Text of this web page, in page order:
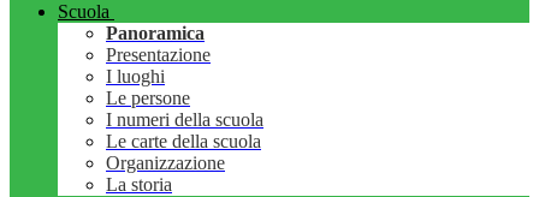
Scuola
Panoramica
Presentazione
I luoghi
Le persone
I numeri della scuola
Le carte della scuola
Organizzazione
La storia